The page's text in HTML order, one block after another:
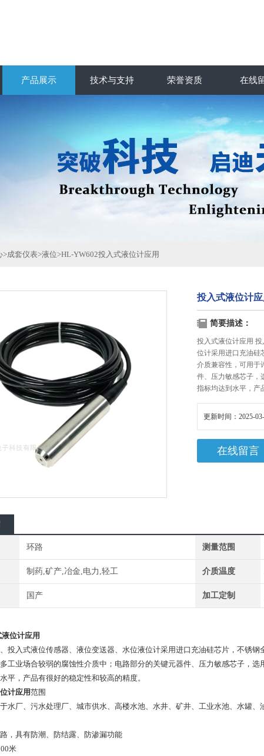
产品展示 技术与支持 荣誉资质 在线
>成套仪表>液位>HL-YW602投入式液位计应用
投入式液位计应
简要描述：
投入式液位计应用
位计采用进口充油硅
介质兼容性，可用于
件、压力敏感芯子，
指标均达到水平，产
更新时间：2025-
在线留言
环路 测量范围
制药,矿产,冶金,电力,轻工 介质温度
国产 加工定制
位计应用
投入式液位传感器、液位变送器、水位液位计采用进口充油硅芯片，不锈
工业场合较弱的腐蚀性介质中；电路部分的关键元器件、压力敏感芯子，
平，产品有很好的稳定性和较高的精度。
计应用范围
厂、污水处理厂、城市供水、高楼水池、水井、矿井、工业水池、水罐、
，具有防潮、防结露、防渗漏功能
米